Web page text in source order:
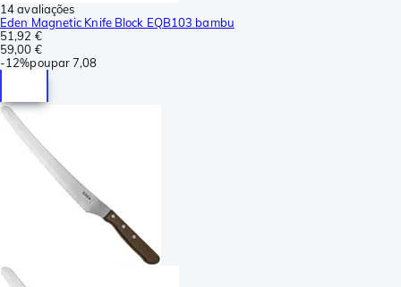
14 avaliações
Eden Magnetic Knife Block EQB103 bambu
51,92 €
59,00 €
-12%poupar7,08